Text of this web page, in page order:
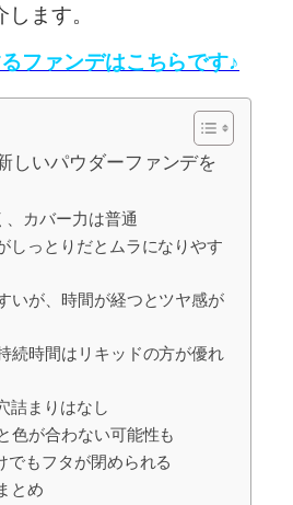
ます。
ファンデはこちらです♪
しいパウダーファンデを
、カバー力は普通
しっとりだとムラになりやす
いが、時間が経つとツヤ感が
続時間はリキッドの方が優れ
詰まりはなし
色が合わない可能性も
でもフタが閉められる
とめ